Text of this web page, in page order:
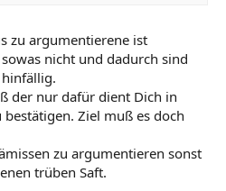
zu argumentierene ist
nicht und dadurch sind
der nur dafür dient Dich in
Ziel muß es doch
zu argumentieren sonst
trüben Saft.